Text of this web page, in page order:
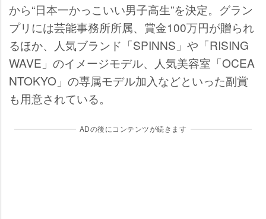
から“日本一かっこいい男子高生”を決定。グラン
プリには芸能事務所所属、賞金100万円が贈られ
るほか、人気ブランド「SPINNS」や「RISING
WAVE」のイメージモデル、人気美容室「OCEA
NTOKYO」の専属モデル加入などといった副賞
も用意されている。
ADの後にコンテンツが続きます